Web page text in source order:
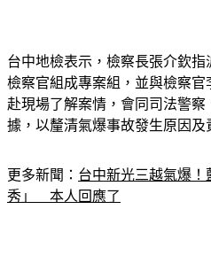
台中地檢表示，檢察長張介欽
檢察官組成專案組，並與檢察
赴現場了解案情，會同司法警
據，以釐清氣爆事故發生原因及
更多新聞： 台中新光三越氣爆
秀」　本人回應了